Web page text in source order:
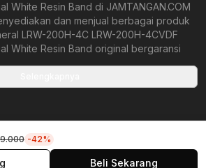
White Resin Band di JAMTANGAN.COM
dan menjual berbagai produk
LRW-200H-4C LRW-200H-4CVDF
White Resin Band original bergaransi
menjamin produk-produk yang
yang lebih terjangkau dari toko online
watchlovers, merupakan prioritas
berbagai jam tangan
quartz mulai dari yang bertema fine-
-42%
Beli Sekarang